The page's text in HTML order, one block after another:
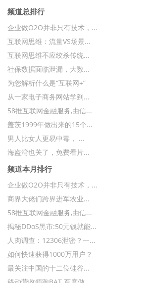
频道总排行
企业做O2O并非只有技术，...
互联网思维：流量VS场景...
互联网思维不应绞杀传统...
社保数据面临泄漏，大数...
为您解析什么是“互联网+”
从一家电子商务网站学到...
58推互联网金融服务,由信...
盖茨1999年做出来的15个...
男人比女人更易中毒， ...
海盗湾也关了，免费看片...
频道本月排行
企业做O2O并非只有技术，...
商界大佬们跨界进军农业...
58推互联网金融服务,由信...
揭秘DDoS黑市:50元钱就能...
人肉调查：12306泄密？一...
如何快速获得1000万用户？
最关注中国的十二位硅谷...